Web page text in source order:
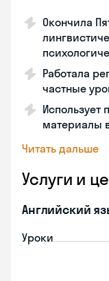
Окончила
Работала
частные
Использует
материалы
Читать дальше
Услуги и
Английский
Уроки